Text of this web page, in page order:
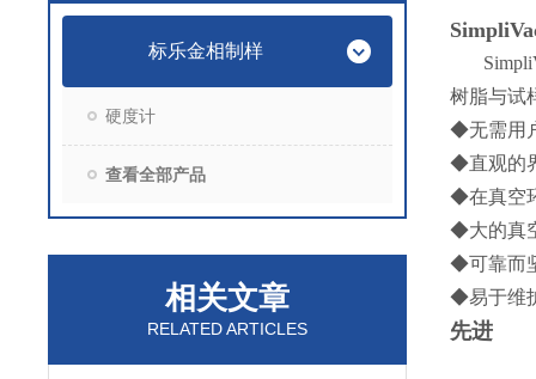
标乐金相制样
硬度计
查看全部产品
相关文章
RELATED ARTICLES
树脂与试
◆无需用
◆直观的
◆在真空
◆大的真
◆可靠而
◆易于维
先进